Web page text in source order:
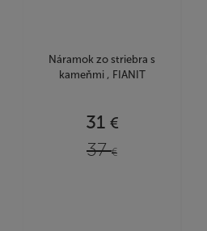
Náramok zo striebra s
kameňmi , FIANIT
31 €
37€